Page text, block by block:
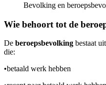
Bevolking en
Wie behoort tot de
De beroepsbevolking bestaat
die:
•betaald werk hebben